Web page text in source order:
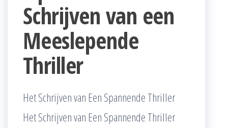
Schrijven van een
Meeslepende
Thriller
Het Schrijven van Een Spannende Thriller
Het Schrijven van Een Spannende Thriller